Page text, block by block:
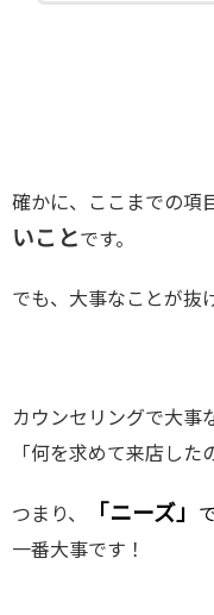
確かに、ここまでの項
いことです。
でも、大事なことが抜
カウンセリングで大事
「何を求めて来店した
つまり、 「ニーズ」
一番大事です！